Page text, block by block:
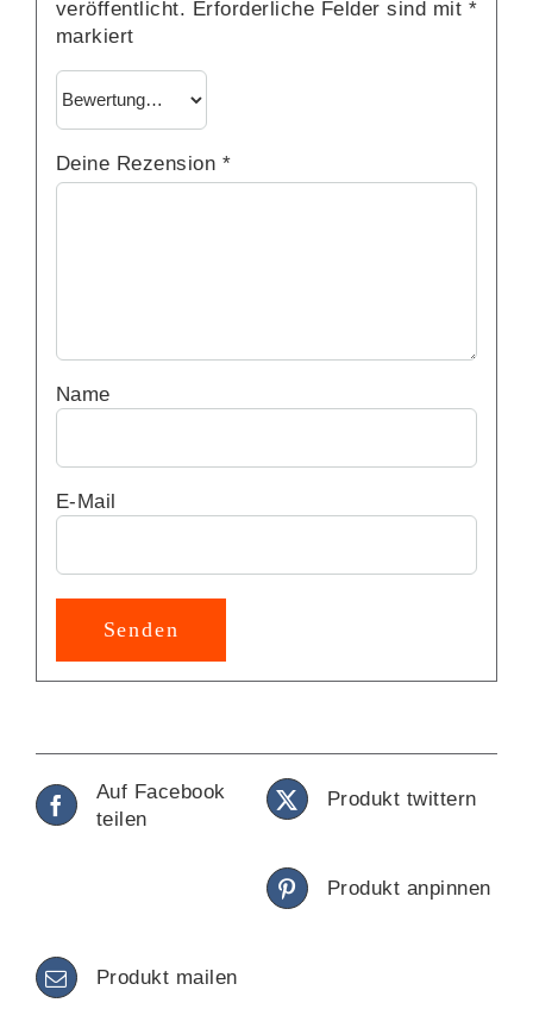
veröffentlicht. Erforderliche Felder sind mit *
markiert
Deine Rezension *
Name
E-Mail
Alternative:
Auf Facebook
teilen
Produkt twittern
Produkt anpinnen
Produkt mailen